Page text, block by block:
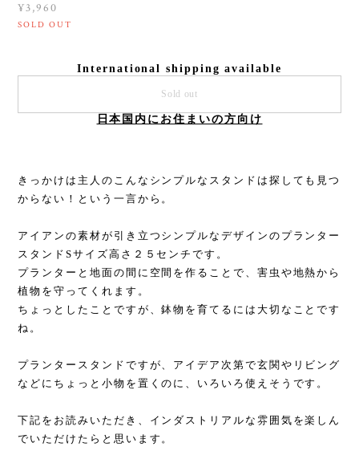
¥3,960
SOLD OUT
International shipping available
Sold out
日本国内にお住まいの方向け
きっかけは主人のこんなシンプルなスタンドは探しても見つ
からない！という一言から。
アイアンの素材が引き立つシンプルなデザインのプランター
スタンドSサイズ高さ２５センチです。
プランターと地面の間に空間を作ることで、害虫や地熱から
植物を守ってくれます。
ちょっとしたことですが、鉢物を育てるには大切なことです
ね。
プランタースタンドですが、アイデア次第で玄関やリビング
などにちょっと小物を置くのに、いろいろ使えそうです。
下記をお読みいただき、インダストリアルな雰囲気を楽しん
でいただけたらと思います。